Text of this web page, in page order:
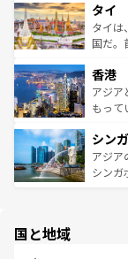
リティ
覧を参
急速な
ーチミ
醸し出
とつ。
ひ現地
が旅行
参照し
タイ
タイは
国だ。
の活気
帯で自
いビー
激する
が待っ
た文化
香港
アジア
もって
み、ど
ており
うな絶
シン
アジア
シンガ
国と地域